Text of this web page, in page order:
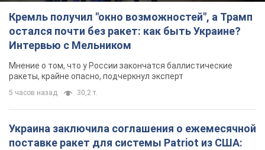
Кремль получил "окно возможностей", а Трамп
остался почти без ракет: как быть Украине?
Интервью с Мельником
Мнение о том, что у России закончатся баллистические
ракеты, крайне опасно, подчеркнул эксперт
5 часов назад 30,2 т.
Украина заключила соглашения о ежемесячной
поставке ракет для системы Patriot из США: